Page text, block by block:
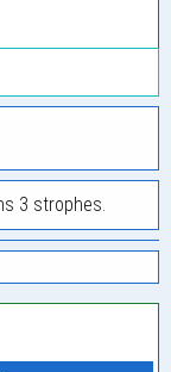
3 strophes.